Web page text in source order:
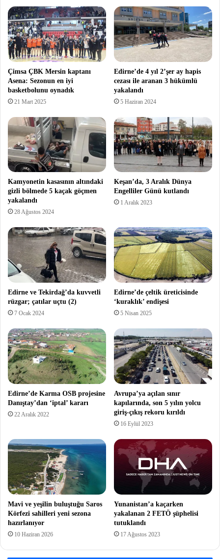
Çimsa ÇBK Mersin kaptanı
Asena: Sezonun en iyi
basketbolunu oynadık
21 Mart 2025
Edirne’de 4 yıl 2’şer ay hapis
cezası ile aranan 3 hükümlü
yakalandı
5 Haziran 2024
Kamyonetin kasasının altındaki
gizli bölmede 5 kaçak göçmen
yakalandı
28 Ağustos 2024
Keşan’da, 3 Aralık Dünya
Engelliler Günü kutlandı
1 Aralık 2023
Edirne ve Tekirdağ’da kuvvetli
rüzgar; çatılar uçtu (2)
7 Ocak 2024
Edirne’de çeltik üreticisinde
‘kuraklık’ endişesi
5 Nisan 2025
Edirne’de Karma OSB projesine
Danıştay’dan ‘iptal’ kararı
22 Aralık 2022
Avrupa’ya açılan sınır
kapılarında, son 5 yılın yolcu
giriş-çıkış rekoru kırıldı
16 Eylül 2023
Mavi ve yeşilin buluştuğu Saros
Körfezi sahilleri yeni sezona
hazırlanıyor
10 Haziran 2026
Yunanistan’a kaçarken
yakalanan 2 FETÖ şüphelisi
tutuklandı
17 Ağustos 2023